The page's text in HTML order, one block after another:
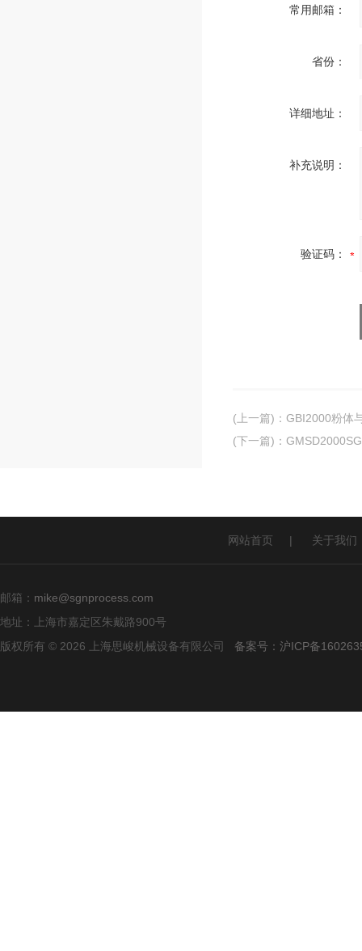
常用邮箱：
省份：
详细地址：
补充说明：
验证码：
(上一篇) ： GBI2000粉体
(下一篇) ：
网站首页 | 关于我们
邮箱： mike@sgnprocess.com
地址：上海市嘉定区朱戴路900号
版权所有 © 2026 上海思峻机械设备有限公司 备案号：沪ICP备